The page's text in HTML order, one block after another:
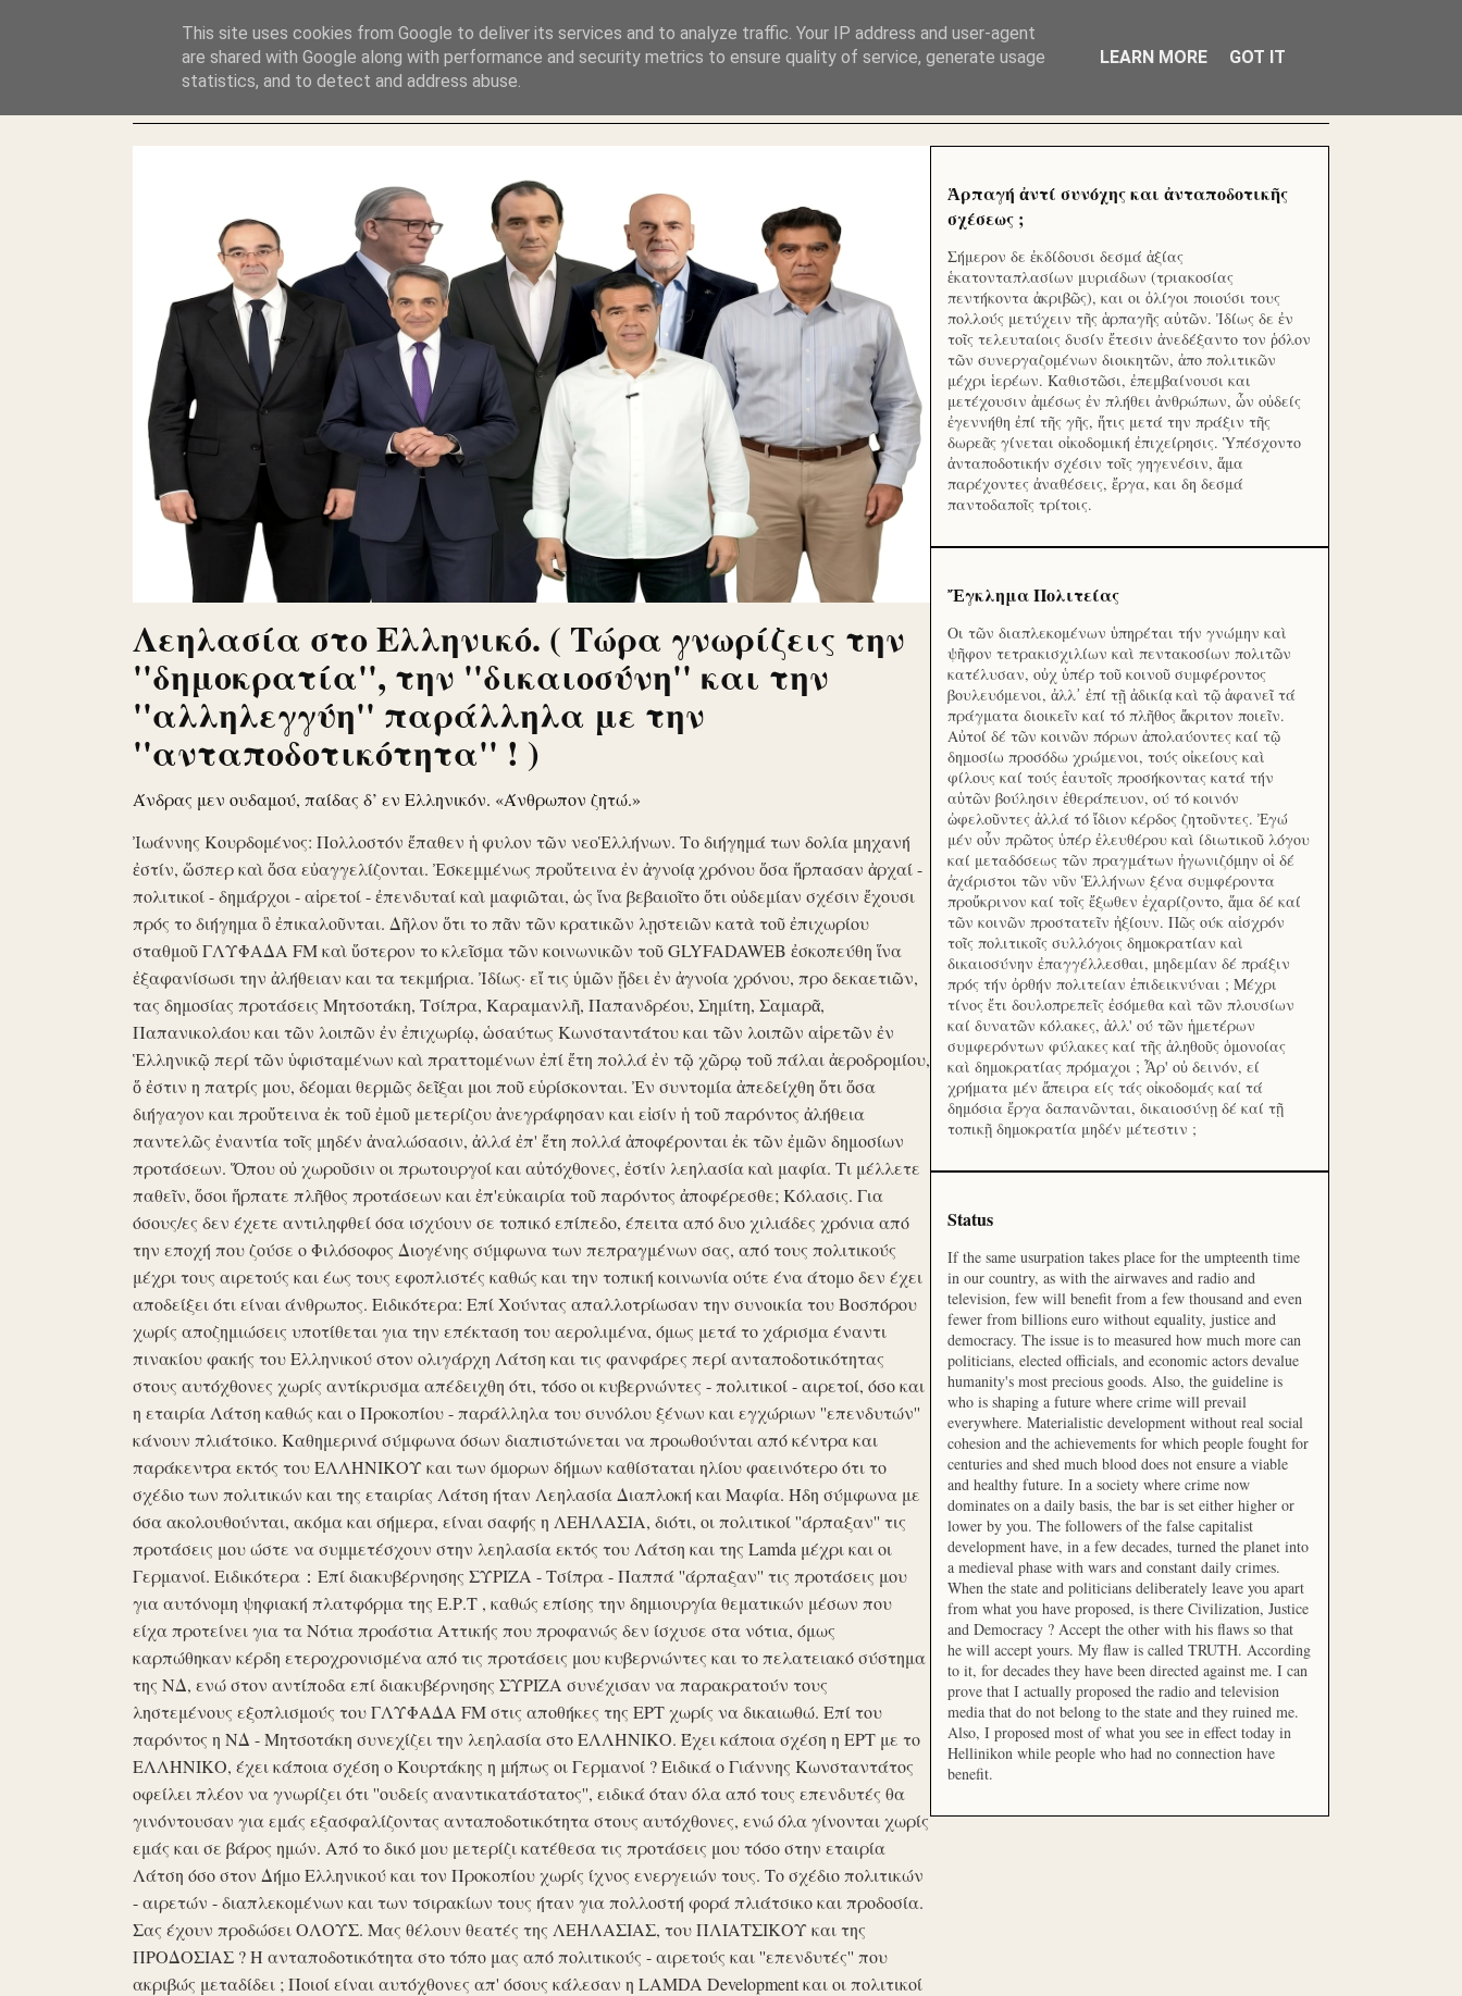
ΛΕΗΛΑΣΙΑ ΚΑΙ ΕΓΚΛΗΜΑ ?
Λεηλασία στο Ελληνικό. ( Τώρα γνωρίζεις την
''δημοκρατία'', την ''δικαιοσύνη'' και την
''αλληλεγγύη'' παράλληλα με την
''ανταποδοτικότητα'' ! )
Άνδρας μεν ουδαμού, παίδας δ’ εν Ελληνικόν. «Άνθρωπον ζητώ.»
Ἰωάννης Κουρδομένος: Πολλοστόν ἔπαθεν ἡ φυλον τῶν νεοἙλλήνων. Το διήγημά των δολία μηχανή
ἐστίν, ὥσπερ καὶ ὅσα εὐαγγελίζονται. Ἐσκεμμένως προὔτεινα ἐν ἀγνοίᾳ χρόνου ὅσα ἥρπασαν ἀρχαί -
πολιτικοί - δημάρχοι - αἱρετοί - ἐπενδυταί καὶ μαφιῶται, ὡς ἵνα βεβαιοῖτο ὅτι οὐδεμίαν σχέσιν ἔχουσι
πρός το διήγημα ὃ ἐπικαλοῦνται. Δῆλον ὅτι το πᾶν τῶν κρατικῶν λῃστειῶν κατὰ τοῦ ἐπιχωρίου
σταθμοῦ ΓΛΥΦΑΔΑ FM καὶ ὕστερον το κλεῖσμα τῶν κοινωνικῶν τοῦ GLYFADAWEB ἐσκοπεύθη ἵνα
ἐξαφανίσωσι την ἀλήθειαν και τα τεκμήρια. Ἰδίως· εἴ τις ὑμῶν ᾔδει ἐν ἀγνοία χρόνου, προ δεκαετιῶν,
τας δημοσίας προτάσεις Μητσοτάκη, Τσίπρα, Καραμανλῆ, Παπανδρέου, Σημίτη, Σαμαρᾶ,
Παπανικολάου και τῶν λοιπῶν ἐν ἐπιχωρίῳ, ὡσαύτως Κωνσταντάτου και τῶν λοιπῶν αἱρετῶν ἐν
Ἑλληνικῷ περί τῶν ὑφισταμένων καὶ πραττομένων ἐπί ἔτη πολλά ἐν τῷ χῶρῳ τοῦ πάλαι ἀεροδρομίου,
ὅ ἐστιν η πατρίς μου, δέομαι θερμῶς δεῖξαι μοι ποῦ εὑρίσκονται. Ἐν συντομία ἀπεδείχθη ὅτι ὅσα
διήγαγον και προὔτεινα ἐκ τοῦ ἐμοῦ μετερίζου ἀνεγράφησαν και εἰσίν ἡ τοῦ παρόντος ἀλήθεια
παντελῶς ἐναντία τοῖς μηδέν ἀναλώσασιν, ἀλλά ἐπ' ἔτη πολλά ἀποφέρονται ἐκ τῶν ἐμῶν δημοσίων
προτάσεων. Ὅπου οὐ χωροῦσιν οι πρωτουργοί και αὐτόχθονες, ἐστίν λεηλασία καὶ μαφία. Τι μέλλετε
παθεῖν, ὅσοι ἥρπατε πλῆθος προτάσεων και ἐπ'εὐκαιρία τοῦ παρόντος ἀποφέρεσθε; Κόλασις. Για
όσους/ες δεν έχετε αντιληφθεί όσα ισχύουν σε τοπικό επίπεδο, έπειτα από δυο χιλιάδες χρόνια από
την εποχή που ζούσε ο Φιλόσοφος Διογένης σύμφωνα των πεπραγμένων σας, από τους πολιτικούς
μέχρι τους αιρετούς και έως τους εφοπλιστές καθώς και την τοπική κοινωνία ούτε ένα άτομο δεν έχει
αποδείξει ότι είναι άνθρωπος. Ειδικότερα: Επί Χούντας απαλλοτρίωσαν την συνοικία του Βοσπόρου
χωρίς αποζημιώσεις υποτίθεται για την επέκταση του αερολιμένα, όμως μετά το χάρισμα έναντι
πινακίου φακής του Ελληνικού στον ολιγάρχη Λάτση και τις φανφάρες περί ανταποδοτικότητας
στους αυτόχθονες χωρίς αντίκρυσμα απέδειχθη ότι, τόσο οι κυβερνώντες - πολιτικοί - αιρετοί, όσο και
η εταιρία Λάτση καθώς και ο Προκοπίου - παράλληλα του συνόλου ξένων και εγχώριων ''επενδυτών''
κάνουν πλιάτσικο. Καθημερινά σύμφωνα όσων διαπιστώνεται να προωθούνται από κέντρα και
παράκεντρα εκτός του ΕΛΛΗΝΙΚΟΥ και των όμορων δήμων καθίσταται ηλίου φαεινότερο ότι το
σχέδιο των πολιτικών και της εταιρίας Λάτση ήταν Λεηλασία Διαπλοκή και Μαφία. Ήδη σύμφωνα με
όσα ακολουθούνται, ακόμα και σήμερα, είναι σαφής η ΛΕΗΛΑΣΙΑ, διότι, οι πολιτικοί ''άρπαξαν'' τις
προτάσεις μου ώστε να συμμετέσχουν στην λεηλασία εκτός του Λάτση και της Lamda μέχρι και οι
Γερμανοί. Ειδικότερα：Επί διακυβέρνησης ΣΥΡΙΖΑ - Τσίπρα - Παππά ''άρπαξαν'' τις προτάσεις μου
για αυτόνομη ψηφιακή πλατφόρμα της Ε.Ρ.Τ , καθώς επίσης την δημιουργία θεματικών μέσων που
είχα προτείνει για τα Νότια προάστια Αττικής που προφανώς δεν ίσχυσε στα νότια, όμως
καρπώθηκαν κέρδη ετεροχρονισμένα από τις προτάσεις μου κυβερνώντες και το πελατειακό σύστημα
της ΝΔ, ενώ στον αντίποδα επί διακυβέρνησης ΣΥΡΙΖΑ συνέχισαν να παρακρατούν τους
ληστεμένους εξοπλισμούς του ΓΛΥΦΑΔΑ FM στις αποθήκες της ΕΡΤ χωρίς να δικαιωθώ. Επί του
παρόντος η ΝΔ - Μητσοτάκη συνεχίζει την λεηλασία στο ΕΛΛΗΝΙΚΟ. Έχει κάποια σχέση η ΕΡΤ με το
ΕΛΛΗΝΙΚΟ, έχει κάποια σχέση ο Κουρτάκης η μήπως οι Γερμανοί ? Ειδικά ο Γιάννης Κωνσταντάτος
οφείλει πλέον να γνωρίζει ότι ''ουδείς αναντικατάστατος'', ειδικά όταν όλα από τους επενδυτές θα
γινόντουσαν για εμάς εξασφαλίζοντας ανταποδοτικότητα στους αυτόχθονες, ενώ όλα γίνονται χωρίς
εμάς και σε βάρος ημών. Από το δικό μου μετερίζι κατέθεσα τις προτάσεις μου τόσο στην εταιρία
Λάτση όσο στον Δήμο Ελληνικού και τον Προκοπίου χωρίς ίχνος ενεργειών τους. Το σχέδιο πολιτικών
- αιρετών - διαπλεκομένων και των τσιρακίων τους ήταν για πολλοστή φορά πλιάτσικο και προδοσία.
Σας έχουν προδώσει ΟΛΟΥΣ. Μας θέλουν θεατές της ΛΕΗΛΑΣΙΑΣ, του ΠΛΙΑΤΣΙΚΟΥ και της
ΠΡΟΔΟΣΙΑΣ ? Η ανταποδοτικότητα στο τόπο μας από πολιτικούς - αιρετούς και ''επενδυτές'' που
ακριβώς μεταδίδει ; Ποιοί είναι αυτόχθονες απ' όσους κάλεσαν η LAMDA Development και οι πολιτικοί
Ἁρπαγή ἀντί συνόχης και ἀνταποδοτικῆς
σχέσεως ;
Σήμερον δε ἐκδίδουσι δεσμά ἀξίας
ἑκατονταπλασίων μυριάδων (τριακοσίας
πεντήκοντα ἀκριβῶς), και οι ὀλίγοι ποιούσι τους
πολλούς μετύχειν τῆς ἁρπαγῆς αὐτῶν. Ἰδίως δε ἐν
τοῖς τελευταίοις δυσίν ἔτεσιν ἀνεδέξαντο τον ῥόλον
τῶν συνεργαζομένων διοικητῶν, ἀπο πολιτικῶν
μέχρι ἱερέων. Καθιστῶσι, ἐπεμβαίνουσι και
μετέχουσιν ἀμέσως ἐν πλήθει ἀνθρώπων, ὧν οὐδείς
ἐγεννήθη ἐπί τῆς γῆς, ἥτις μετά την πράξιν τῆς
δωρεᾶς γίνεται οἰκοδομική ἐπιχείρησις. Ὑπέσχοντο
ἀνταποδοτικήν σχέσιν τοῖς γηγενέσιν, ἅμα
παρέχοντες ἀναθέσεις, ἔργα, και δη δεσμά
παντοδαποῖς τρίτοις.
Ἔγκλημα Πολιτείας
Οι τῶν διαπλεκομένων ὑπηρέται τήν γνώμην καὶ
ψῆφον τετρακισχιλίων καὶ πεντακοσίων πολιτῶν
κατέλυσαν, οὐχ ὑπέρ τοῦ κοινοῦ συμφέροντος
βουλευόμενοι, ἀλλ᾽ ἐπί τῇ ἀδικίᾳ καὶ τῷ ἀφανεῖ τά
πράγματα διοικεῖν καί τό πλῆθος ἄκριτον ποιεῖν.
Αὐτοί δέ τῶν κοινῶν πόρων ἀπολαύοντες καί τῷ
δημοσίω προσόδω χρώμενοι, τούς οἰκείους καὶ
φίλους καί τούς ἑαυτοῖς προσήκοντας κατά τήν
αὑτῶν βούλησιν ἐθεράπευον, ού τό κοινόν
ὠφελοῦντες ἀλλά τό ἴδιον κέρδος ζητοῦντες. Ἐγώ
μέν οὖν πρῶτος ὑπέρ ἐλευθέρου καὶ ίδιωτικοῦ λόγου
καί μεταδόσεως τῶν πραγμάτων ἠγωνιζόμην οἱ δέ
ἀχάριστοι τῶν νῦν Ἑλλήνων ξένα συμφέροντα
προὔκρινον καί τοῖς ἔξωθεν ἐχαρίζοντο, ἅμα δέ καί
τῶν κοινῶν προστατεῖν ἠξίουν. Πῶς ούκ αἰσχρόν
τοῖς πολιτικοῖς συλλόγοις δημοκρατίαν καὶ
δικαιοσύνην ἐπαγγέλλεσθαι, μηδεμίαν δέ πράξιν
πρός τήν ὀρθήν πολιτείαν ἐπιδεικνύναι ; Μέχρι
τίνος ἔτι δουλοπρεπεῖς ἐσόμεθα καὶ τῶν πλουσίων
καί δυνατῶν κόλακες, ἀλλ' ού τῶν ἡμετέρων
συμφερόντων φύλακες καί τῆς ἀληθοῦς ὁμονοίας
καὶ δημοκρατίας πρόμαχοι ; Ἆρ' οὐ δεινόν, εί
χρήματα μέν ἄπειρα είς τάς οἰκοδομάς καί τά
δημόσια ἔργα δαπανῶνται, δικαιοσύνῃ δέ καί τῇ
τοπικῇ δημοκρατία μηδέν μέτεστιν ;
Status
If the same usurpation takes place for the umpteenth time
in our country, as with the airwaves and radio and
television, few will benefit from a few thousand and even
fewer from billions euro without equality, justice and
democracy. The issue is to measured how much more can
politicians, elected officials, and economic actors devalue
humanity's most precious goods. Also, the guideline is
who is shaping a future where crime will prevail
everywhere. Materialistic development without real social
cohesion and the achievements for which people fought for
centuries and shed much blood does not ensure a viable
and healthy future. In a society where crime now
dominates on a daily basis, the bar is set either higher or
lower by you. The followers of the false capitalist
development have, in a few decades, turned the planet into
a medieval phase with wars and constant daily crimes.
When the state and politicians deliberately leave you apart
from what you have proposed, is there Civilization, Justice
and Democracy ? Accept the other with his flaws so that
he will accept yours. My flaw is called TRUTH. According
to it, for decades they have been directed against me. I can
prove that I actually proposed the radio and television
media that do not belong to the state and they ruined me.
Also, I proposed most of what you see in effect today in
Hellinikon while people who had no connection have
benefit.
This site uses cookies from Google to deliver its services and to analyze traffic. Your IP address and user-agent
are shared with Google along with performance and security metrics to ensure quality of service, generate usage
statistics, and to detect and address abuse.
LEARN MORE GOT IT